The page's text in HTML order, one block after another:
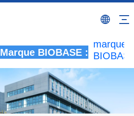
Marque BIOBASE :
utilisant
marque
comme